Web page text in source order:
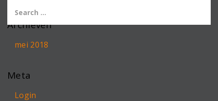
Archieven
mei 2018
Meta
Login